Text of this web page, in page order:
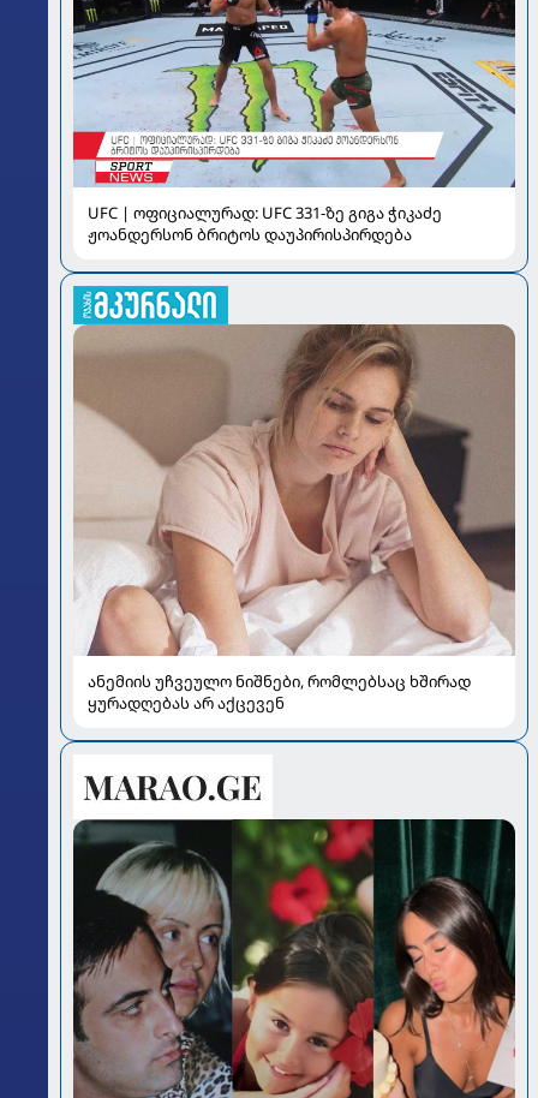
UFC | ოფიციალურად: UFC 331-ზე გიგა ჭიკაძე
ჟოანდერსონ ბრიტოს დაუპირისპირდება
ანემიის უჩვეულო ნიშნები, რომლებსაც ხშირად
ყურადღებას არ აქცევენ